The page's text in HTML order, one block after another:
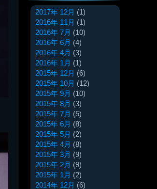
2017年 12月 (1)
2016年 11月 (1)
2016年 7月 (10)
2016年 6月 (4)
2016年 4月 (3)
2016年 1月 (1)
2015年 12月 (6)
2015年 10月 (12)
2015年 9月 (10)
2015年 8月 (3)
2015年 7月 (5)
2015年 6月 (8)
2015年 5月 (2)
2015年 4月 (8)
2015年 3月 (9)
2015年 2月 (9)
2015年 1月 (2)
2014年 12月 (6)